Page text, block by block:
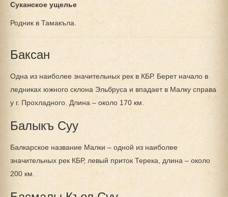
Суканское ущелье
Родник в Тамакъла.
Баксан
Одна из наиболее значительных рек в КБР. Берет начало в
ледниках южного склона Эльбруса и впадает в Малку справа
у г. Прохладного. Длина – около 170 км.
Балыкъ Суу
Балкарское название Малки – одной из наиболее
значительных рек КБР, левый приток Терека, длина – около
200 км.